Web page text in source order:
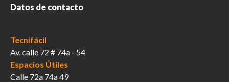
Datos de contacto
Tecnifácil
Av. calle 72 # 74a - 54
Espacios Útiles
Calle 72a 74a 49